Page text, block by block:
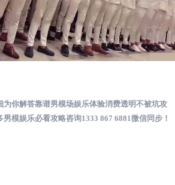
为你解答靠谱男模场娱乐体验消费透明不被坑攻
男模娱乐必看攻略咨询1333 867 6881微信同步！